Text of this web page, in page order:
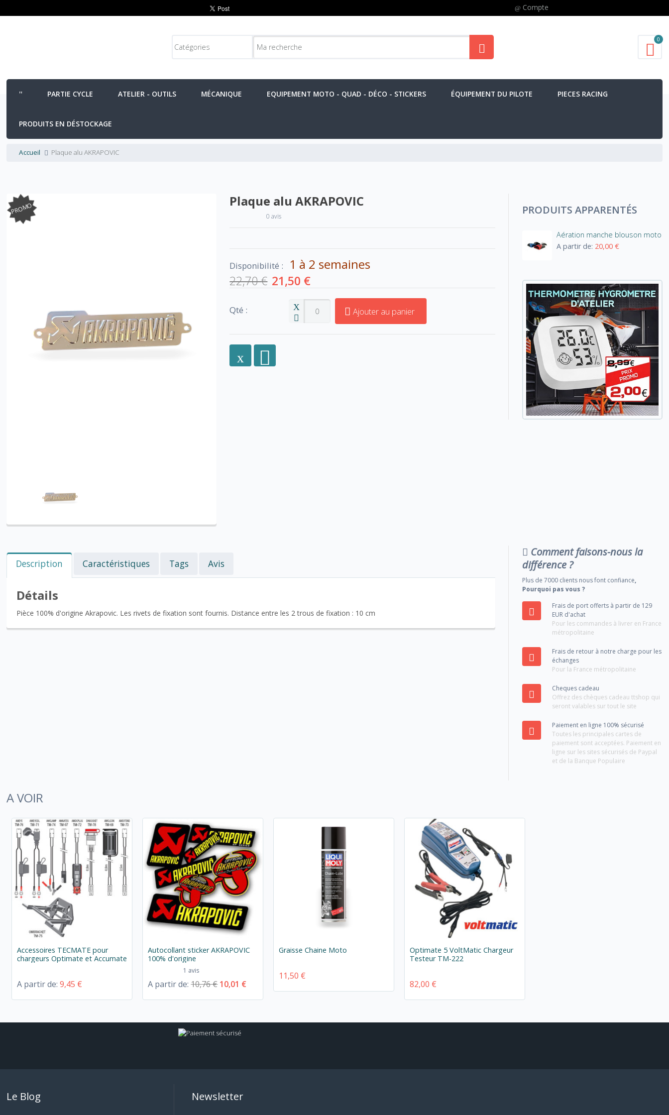
Compte
0
PARTIE CYCLE ATELIER - OUTILS MÉCANIQUE EQUIPEMENT MOTO - QUAD - DÉCO - STICKERS ÉQUIPEMENT DU PILOTE PIECES RACING
PRODUITS EN DÉSTOCKAGE
Accueil Plaque alu AKRAPOVIC
PROMO Plaque alu AKRAPOVIC
0 avis
Disponibilité : 1 à 2 semaines
22,70 € 21,50 €
Qté : Ajouter au panier
PRODUITS APPARENTÉS
Aération manche blouson moto
A partir de: 20,00 €
Description Caractéristiques Tags Avis
Détails
Pièce 100% d'origine Akrapovic. Les rivets de fixation sont fournis. Distance entre les 2 trous de fixation : 10 cm
Comment faisons-nous la
différence ?
Plus de 7000 clients nous font confiance,
Pourquoi pas vous ?
Frais de port offerts à partir de 129
EUR d'achat
Pour les commandes à livrer en France
métropolitaine
Frais de retour à notre charge pour les
échanges
Pour la France métropolitaine
Cheques cadeau
Offrez des chèques cadeau ttshop qui
seront valables sur tout le site
Paiement en ligne 100% sécurisé
Toutes les principales cartes de
paiement sont acceptées. Paiement en
ligne sur les sites sécurisés de Paypal
et de la Banque Populaire
A VOIR
Accessoires TECMATE pour
chargeurs Optimate et Accumate
A partir de:9,45 €
Autocollant sticker AKRAPOVIC
100% d'origine
1 avis
A partir de:10,76 € 10,01 €
Graisse Chaine Moto
11,50 €
Optimate 5 VoltMatic Chargeur
Testeur TM-222
82,00 €
Le Blog Newsletter